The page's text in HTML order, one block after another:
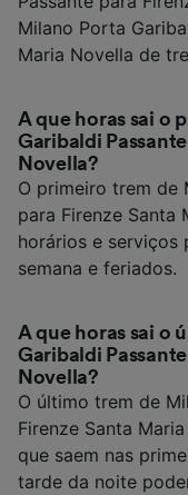
Milano Porta
Maria Novella de
A que horas sai o
Garibaldi
Novella?
O primeiro trem de
para Firenze Santa
horários e serviços
semana e feriados.
A que horas sai o
Garibaldi
Novella?
O último trem de
Firenze Santa
que saem nas
tarde da noite